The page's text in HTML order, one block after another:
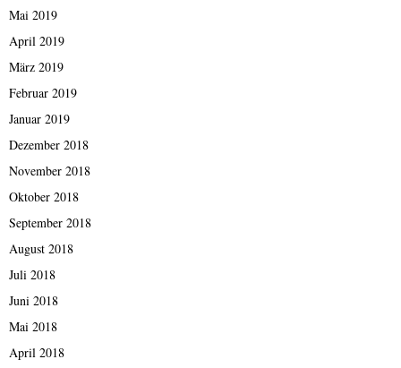
Mai 2019
April 2019
März 2019
Februar 2019
Januar 2019
Dezember 2018
November 2018
Oktober 2018
September 2018
August 2018
Juli 2018
Juni 2018
Mai 2018
April 2018